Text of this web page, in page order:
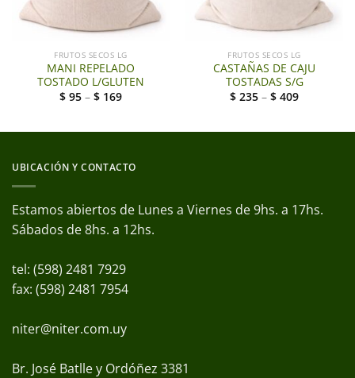
FRUTOS SECOS LG
MANI REPELADO
TOSTADO L/GLUTEN
$ 95 – $ 169
FRUTOS SECOS LG
CASTAÑAS DE CAJU
TOSTADAS S/G
$ 235 – $ 409
UBICACIÓN Y CONTACTO
Estamos abiertos de Lunes a Viernes de 9hs. a 17hs.
Sábados de 8hs. a 12hs.
tel: (598) 2481 7929
fax: (598) 2481 7954
niter@niter.com.uy
Br. José Batlle y Ordóñez 3381